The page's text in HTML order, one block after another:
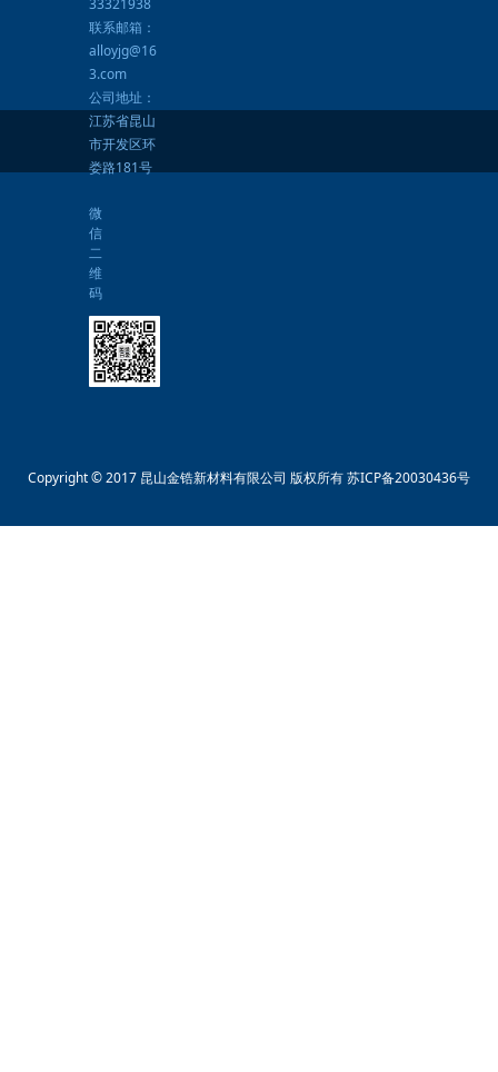
33321938
联系邮箱：
alloyjg@16
3.com
公司地址：
江苏省昆山
市开发区环
娄路181号
微
信
二
维
码
Copyright © 2017 昆山金锆新材料有限公司 版权所有苏ICP备20030436号